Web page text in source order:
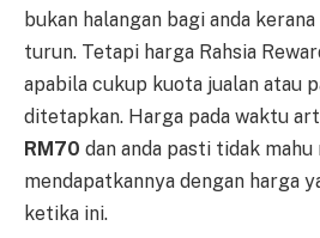
bukan halangan bagi anda
turun. Tetapi harga Rahsia
apabila cukup kuota jualan atau
ditetapkan. Harga pada waktu
RM70 dan anda pasti tidak
mendapatkannya dengan harga
ketika ini.